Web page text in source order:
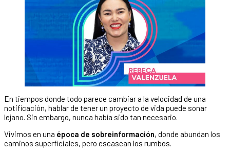
En tiempos donde todo parece cambiar a la velocidad de una
notificación, hablar de tener un proyecto de vida puede sonar
lejano. Sin embargo, nunca había sido tan necesario.
Vivimos en una época de sobreinformación, donde abundan los
caminos superficiales, pero escasean los rumbos.